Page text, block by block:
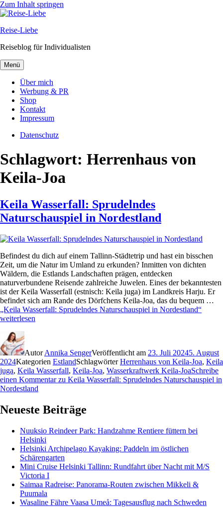
Zum Inhalt springen
Reise-Liebe
Reiseblog für Individualisten
Menü
Über mich
Werbung & PR
Shop
Kontakt
Impressum
Datenschutz
Schlagwort: Herrenhaus von
Keila-Joa
Keila Wasserfall: Sprudelndes
Naturschauspiel in Nordestland
Befindest du dich auf einem Tallinn-Städtetrip und hast ein bisschen
Zeit, um die Natur im Umland zu erkunden? Inmitten von dichten
Wäldern, die Estlands Landschaften prägen, entdecken
naturverbundene Reisende zahlreiche Juwelen. Eines der bekanntesten
ist der Keila Wasserfall (estnisch: Keila juga) im Landkreis Harju. Er
befindet sich am Rande des Dörfchens Keila-Joa, das du bequem …
„Keila Wasserfall: Sprudelndes Naturschauspiel in Nordestland“
weiterlesen
AutorAnnika SengerVeröffentlicht am 23. Juli 20245. August
2024Kategorien EstlandSchlagwörterHerrenhaus von Keila-Joa, Keila
juga, Keila Wasserfall, Keila-Joa, Wasserkraftwerk Keila-JoaSchreibe
einen Kommentarzu Keila Wasserfall: Sprudelndes Naturschauspiel in
Nordestland
Neueste Beiträge
Nuuksio Reindeer Park: Handzahme Rentiere füttern bei
Helsinki
Helsinki Archipelago Kayaking: Paddeln im östlichen
Schärengarten
Mini Cruise Helsinki Tallinn: Rundfahrt über Nacht mit M/S
Victoria I
Saimaa Radreise: Panorama-Routen zwischen Mikkeli &
Puumala
Wasaline Fähre Vaasa Umeå: Tagesausflug nach Schweden